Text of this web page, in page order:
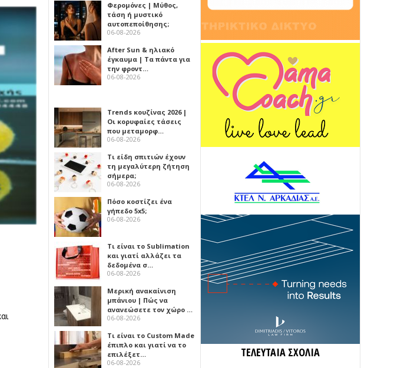
Φερομόνες | Μύθος,
τάση ή μυστικό
αυτοπεποίθησης;
06-08-2026
After Sun & ηλιακό
έγκαυμα | Τα πάντα για
την φροντ…
06-08-2026
Trends κουζίνας 2026 |
Οι κορυφαίες τάσεις
που μεταμορφ…
06-08-2026
Τι είδη σπιτιών έχουν
τη μεγαλύτερη ζήτηση
σήμερα;
06-08-2026
Πόσο κοστίζει ένα
γήπεδο 5x5;
06-08-2026
Τι είναι το Sublimation
και γιατί αλλάζει τα
δεδομένα σ…
06-08-2026
Μερική ανακαίνιση
μπάνιου | Πώς να
ανανεώσετε τον χώρο …
06-08-2026
Τι είναι το Custom Made
έπιπλο και γιατί να το
επιλέξετ…
06-08-2026
ΤΕΛΕΥΤΑΙΑ ΣΧΟΛΙΑ